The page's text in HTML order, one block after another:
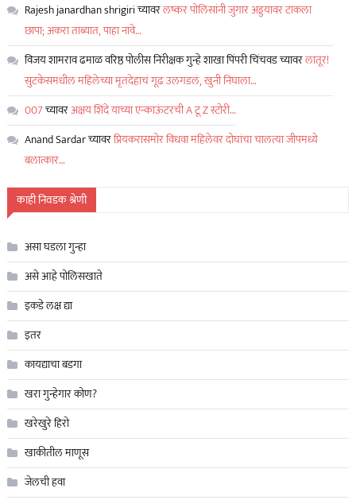
Rajesh janardhan shrigiriच्यावरलष्कर पोलिसांनी जुगार अड्डयावर टाकला
छापा; अकरा ताब्यात, पाहा नावे…
विजय शामराव ढमाळ वरिष्ठ पोलीस निरीक्षक गुन्हे शाखा पिंपरी चिंचवडच्यावरलातूर!
सुटकेसमधील महिलेच्या मृतदेहाचं गूढ उलगडलं, खुनी निघाला…
007च्यावरअक्षय शिंदे याच्या एन्काऊंटरची A टू Z स्टोरी…
Anand Sardarच्यावरप्रियकरासमोर विधवा महिलेवर दोघांचा चालत्या जीपमध्ये
बलात्कार…
काही निवडक श्रेणी
असा घडला गुन्हा
असे आहे पोलिसखाते
इकडे लक्ष द्या
इतर
कायद्याचा बडगा
खरा गुन्हेगार कोण?
खरेखुरे हिरो
खाकीतील माणूस
जेलची हवा